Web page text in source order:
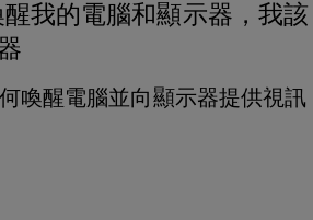
我的電腦和顯示器，我該
喚醒電腦並向顯示器提供視訊